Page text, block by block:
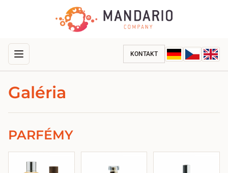
KONTAKT
Galéria
PARFÉMY